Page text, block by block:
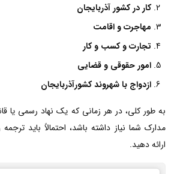
کار در کشور آذربایجان
مهاجرت و اقامت
تجارت و کسب و کار
امور حقوقی و قضایی
ازدواج با شهروند کشورآذربایجان
به طور کلی، در هر زمانی که یک نهاد رسمی یا
مدارک شما نیاز داشته باشد، احتمالاً باید
ارائه دهید.